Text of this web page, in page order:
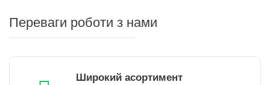
Переваги роботи з нами
Широкий асортимент